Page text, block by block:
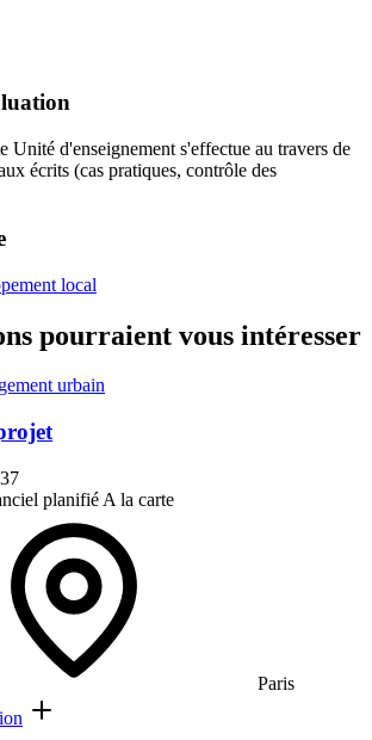
Unité d'enseignement s'effectue au travers de
écrits (cas pratiques, contrôle des
local
pourraient vous intéresser
urbain
planifié A la carte
Paris